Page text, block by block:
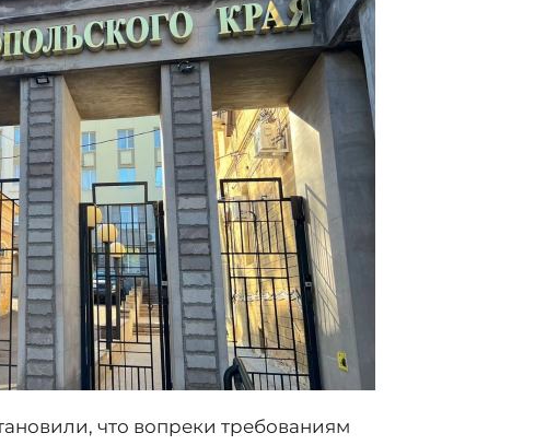
что вопреки требованиям